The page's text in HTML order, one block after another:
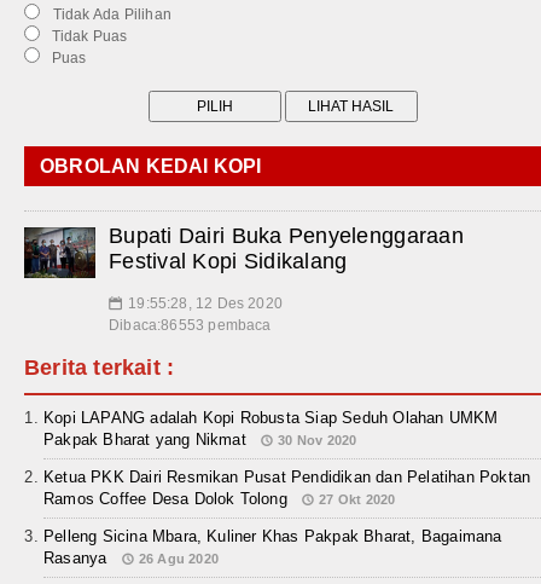
Tidak Ada Pilihan
Tidak Puas
Puas
OBROLAN KEDAI KOPI
Bupati Dairi Buka Penyelenggaraan
Festival Kopi Sidikalang
📅 19:55:28, 12 Des 2020
Dibaca:86553 pembaca
Berita terkait :
Kopi LAPANG adalah Kopi Robusta Siap Seduh Olahan UMKM
Pakpak Bharat yang Nikmat
30 Nov 2020
Ketua PKK Dairi Resmikan Pusat Pendidikan dan Pelatihan Poktan
Ramos Coffee Desa Dolok Tolong
27 Okt 2020
Pelleng Sicina Mbara, Kuliner Khas Pakpak Bharat, Bagaimana
Rasanya
26 Agu 2020